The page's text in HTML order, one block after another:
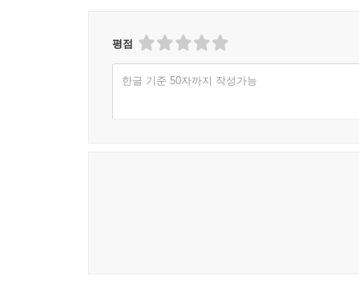
평점
한글 기준 50자까지 작성가능